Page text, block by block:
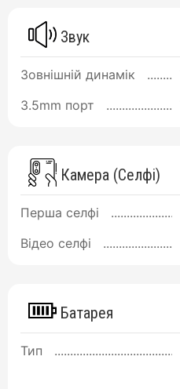
Звук
Зовнішній динамік
3.5mm порт
Камера (Селфі)
Перша селфі
Відео селфі
Батарея
Тип